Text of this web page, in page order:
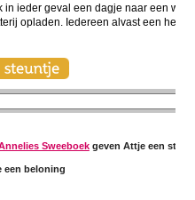
in ieder geval een dagje naar een
opladen. Iedereen alvast een heel
Sweeboekgeven Attje een
beloning